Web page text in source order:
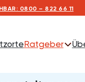
0800 – 822 66 11
Ratgeber
INFOS